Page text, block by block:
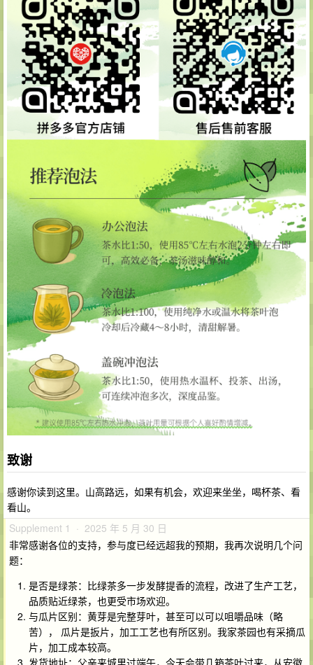
致谢
感谢你读到这里。山高路远，如果有机会，欢迎来坐坐，喝杯茶、看
看山。
Supplement 1 · 2025 年 5 月 30 日
非常感谢各位的支持，参与度已经远超我的预期，我再次说明几个问
题：
是否是绿茶：比绿茶多一步发酵提香的流程，改进了生产工艺，
品质贴近绿茶，也更受市场欢迎。
与瓜片区别：黄芽是完整芽叶，甚至可以可以咀嚼品味（略
苦）， 瓜片是扳片，加工工艺也有所区别。我家茶园也有采摘瓜
片，加工成本较高。
发货地址：父亲来城里过端午，今天会带几箱茶叶过来，从安徽